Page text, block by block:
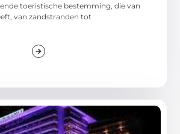
toeristische bestemming, die van
van zandstranden tot